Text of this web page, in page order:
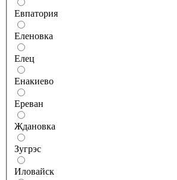
Евпатория
Еленовка
Елец
Енакиево
Ереван
Ждановка
Зугрэс
Иловайск